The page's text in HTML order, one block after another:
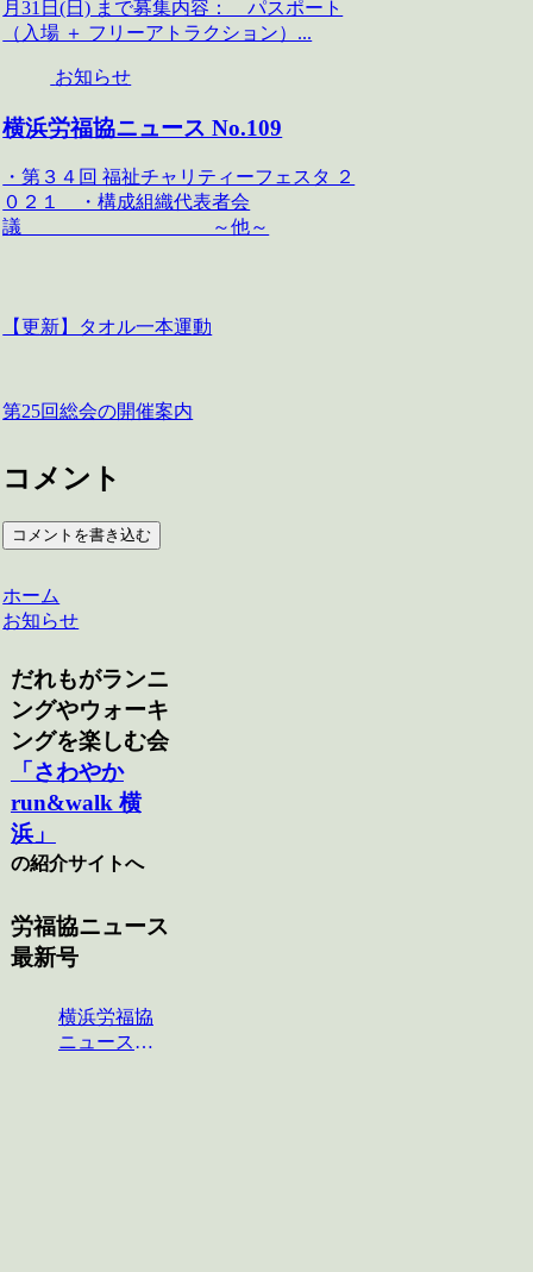
月31日(日) まで募集内容： パスポート
（入場 ＋ フリーアトラクション）...
お知らせ
横浜労福協ニュース No.109
・第３４回 福祉チャリティーフェスタ ２
０２１ ・構成組織代表者会
議 ～他～
【更新】タオル一本運動
第25回総会の開催案内
コメント
コメントを書き込む
ホーム
お知らせ
だれもがランニ
ングやウォーキ
ングを楽しむ会
「さわやか
run&walk 横
浜」
の紹介サイトへ
労福協ニュース
最新号
横浜労福協
ニュース